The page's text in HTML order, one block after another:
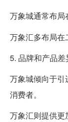
万象城通常布局
万象汇多布局在
5. 品牌和产品差
万象城倾向于引
消费者。
万象汇则提供